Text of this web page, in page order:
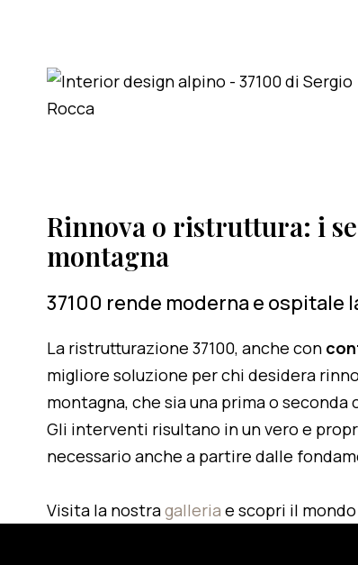
Rinnova o ristruttura: i
montagna
37100 rende moderna e ospitale
La ristrutturazione 37100, anche con
migliore soluzione per chi desidera
montagna, che sia una prima o seconda
Gli interventi risultano in un vero e
necessario anche a partire dalle
Visita la nostragalleria e scopri il mondo